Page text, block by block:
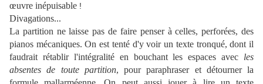
œuvre inépuisable !
Divagations...
La partition ne laisse pas de faire penser à celles, perforées, des
pianos mécaniques. On est tenté d'y voir un texte tronqué, dont il
faudrait rétablir l'intégralité en bouchant les espaces avec les
absentes de toute partition, pour paraphraser et détourner la